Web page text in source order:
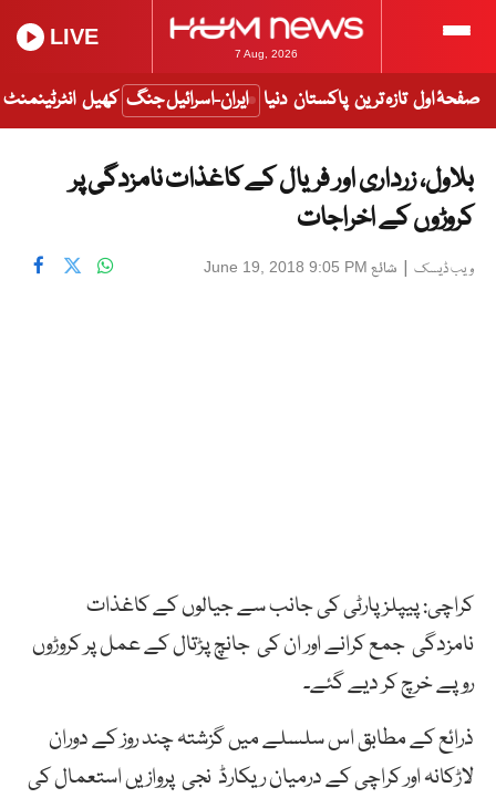
7 Aug, 2026
LIVE
صفحۂ اول تازہ ترین پاکستان دنیا ایران-اسرائیل جنگ کھیل انٹرٹینمنٹ
بلاول، زرداری اور فریال کے کاغذات نامزدگی پر
کروڑوں کے اخراجات
ویب ڈیسک | شائع June 19, 2018 9:05 PM
کراچی: پیپلزپارٹی کی جانب سے جیالوں کے کاغذات
نامزدگی جمع کرانے اور ان کی جانچ پڑتال کے عمل پر کروڑوں
روپے خرچ کر دیے گئے۔
ذرائع کے مطابق اس سلسلے میں گزشتہ چند روز کے دوران
لاڑکانہ اور کراچی کے درمیان ریکارڈ نجی پروازیں استعمال کی